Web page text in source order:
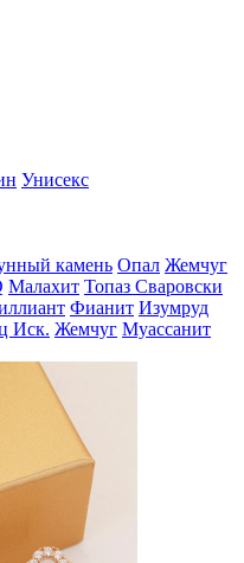
Унисекс
камень Опал Жемчуг
Малахит Топаз Сваровски
Фианит Изумруд
Иск. Жемчуг Муассанит